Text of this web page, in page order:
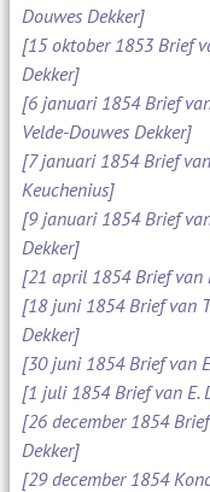
Douwes Dekker]
[15 oktober 1853 Brief
Dekker]
[6 januari 1854 Brief
Velde-Douwes Dekker]
[7 januari 1854 Brief
Keuchenius]
[9 januari 1854 Brief
Dekker]
[21 april 1854 Brief van
[18 juni 1854 Brief van
Dekker]
[30 juni 1854 Brief van
[1 juli 1854 Brief van E.
[26 december 1854
Dekker]
[29 december 1854